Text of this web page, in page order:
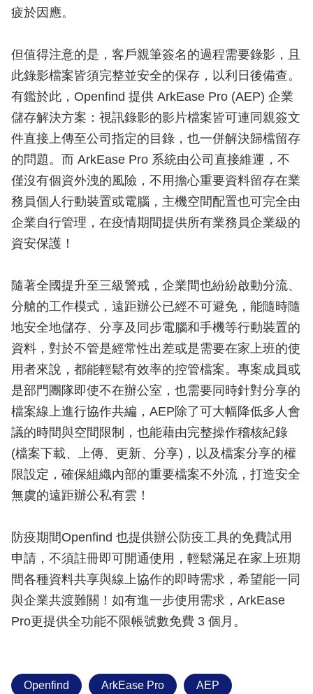
疲於因應。
但值得注意的是，客戶親筆簽名的過程需要錄影，且
此錄影檔案皆須完整並安全的保存，以利日後備查。
有鑑於此，Openfind 提供 ArkEase Pro (AEP) 企業
儲存解決方案：視訊錄影的影片檔案皆可連同親簽文
件直接上傳至公司指定的目錄，也一併解決歸檔留存
的問題。而 ArkEase Pro 系統由公司直接維運，不
僅沒有個資外洩的風險，不用擔心重要資料留存在業
務員個人行動裝置或電腦，主機空間配置也可完全由
企業自行管理，在疫情期間提供所有業務員企業級的
資安保護！
隨著全國提升至三級警戒，企業間也紛紛啟動分流、
分艙的工作模式，遠距辦公已經不可避免，能隨時隨
地安全地儲存、分享及同步電腦和手機等行動裝置的
資料，對於不管是經常性出差或是需要在家上班的使
用者來說，都能輕鬆有效率的控管檔案。專案成員或
是部門團隊即使不在辦公室，也需要同時針對分享的
檔案線上進行協作共編，AEP除了可大幅降低多人會
議的時間與空間限制，也能藉由完整操作稽核紀錄
(檔案下載、上傳、更新、分享)，以及檔案分享的權
限設定，確保組織內部的重要檔案不外流，打造安全
無虞的遠距辦公私有雲！
防疫期間Openfind 也提供辦公防疫工具的免費試用
申請，不須註冊即可開通使用，輕鬆滿足在家上班期
間各種資料共享與線上協作的即時需求，希望能一同
與企業共渡難關！如有進一步使用需求，ArkEase
Pro更提供全功能不限帳號數免費 3 個月。
Openfind ArkEase Pro AEP